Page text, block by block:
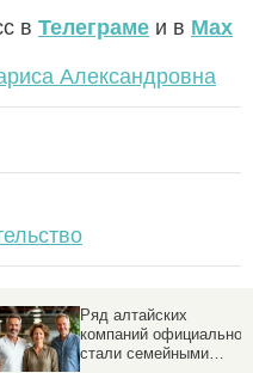
в Телеграме и в Max
Александровна
Без головной боли.
Сколько алтайских
предпринимателей